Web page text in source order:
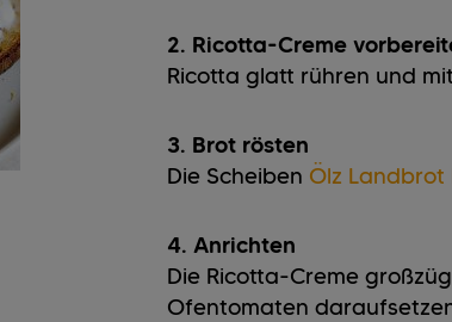
2. Ricotta-Creme
Ricotta glatt rühren und
3. Brot rösten
Die Scheiben Ölz Landbrot
4. Anrichten
Die Ricotta-Creme
Ofentomaten